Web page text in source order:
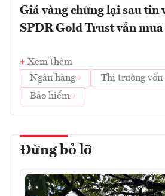
Giá vàng chững lại sau tin
SPDR Gold Trust vẫn
Xem thêm
Ngân hàng
Thị trường vốn
Bảo hiểm
Đừng bỏ lỡ